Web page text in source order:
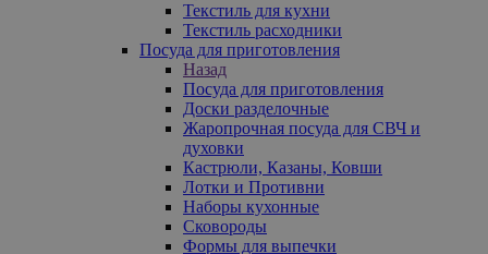
Текстиль для кухни
Текстиль расходники
Посуда для приготовления
Назад
Посуда для приготовления
Доски разделочные
Жаропрочная посуда для СВЧ и
духовки
Кастрюли, Казаны, Ковши
Лотки и Противни
Наборы кухонные
Сковороды
Формы для выпечки